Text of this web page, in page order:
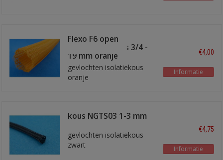
Flexo F6 open
gevlochten kous 3/4 -
19 mm oranje
gevlochten isolatiekous
oranje
€4,00
Informatie
kous NGTS03 1-3 mm
gevlochten isolatiekous
zwart
€4,75
Informatie